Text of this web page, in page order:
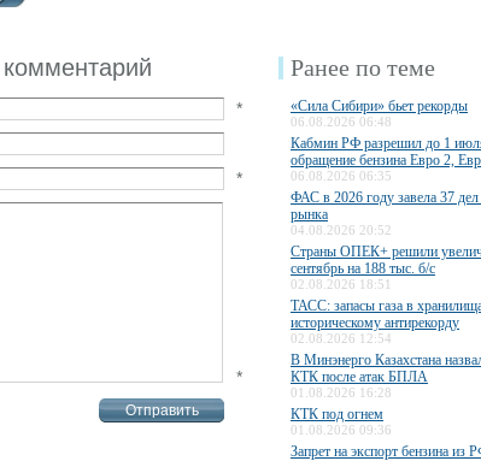
*
*
*
Ранее по теме
«Сила Сибири» бьет рекорды
06.08.2026 06:48
Кабмин РФ разрешил до 1
обращение бензина Евро 2,
06.08.2026 06:35
ФАС в 2026 году завела 37
рынка
04.08.2026 20:52
Страны ОПЕК+ решили
сентябрь на 188 тыс. б/с
02.08.2026 18:51
ТАСС: запасы газа в
историческому антирекорду
02.08.2026 12:54
В Минэнерго Казахстана
КТК после атак БПЛА
01.08.2026 16:28
КТК под огнем
01.08.2026 09:36
Запрет на экспорт бензина из